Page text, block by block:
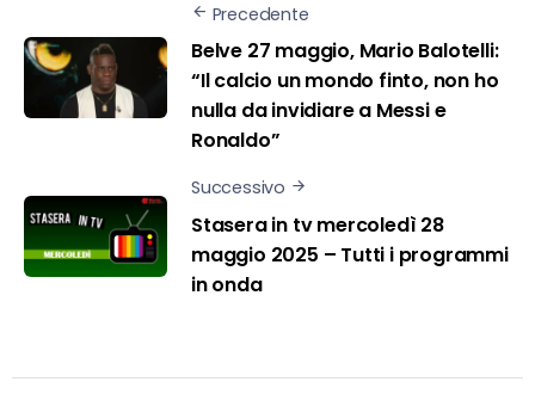
Precedente
Belve 27 maggio, Mario Balotelli:
“Il calcio un mondo finto, non ho
nulla da invidiare a Messi e
Ronaldo”
Successivo
Stasera in tv mercoledì 28
maggio 2025 – Tutti i programmi
in onda